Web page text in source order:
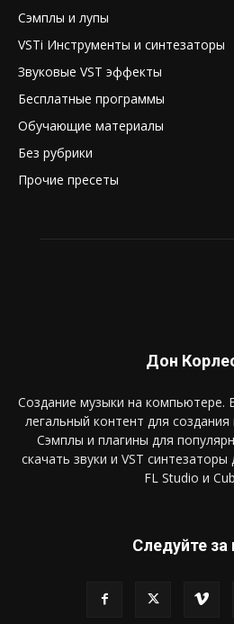
Сэмплы и лупы
VSTi Инструменты и синтезаторы
Звуковые VST эффекты
Бесплатные программы
Обучающие материалы
Без рубрики
Прочие пресеты
Дон
Создание музыки на компьютере.
легальный контент для
Сэмплы и плагины для
скачать звуки и VST
FL Studio и
Следуйте за